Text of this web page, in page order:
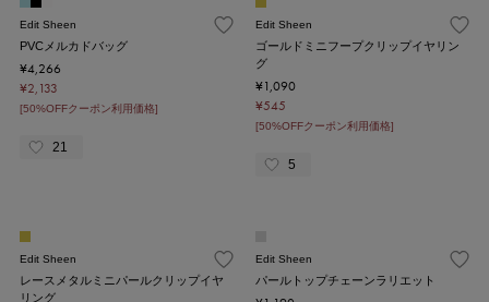
Edit Sheen
PVCメルカドバッグ
¥4,266
¥2,133
[50%OFFクーポン利用価格]
21
Edit Sheen
ゴールドミニフープクリップイヤリン
グ
¥1,090
¥545
[50%OFFクーポン利用価格]
5
Edit Sheen
レースメタルミニパールクリップイヤ
リング
Edit Sheen
パールトップチェーンラリエット